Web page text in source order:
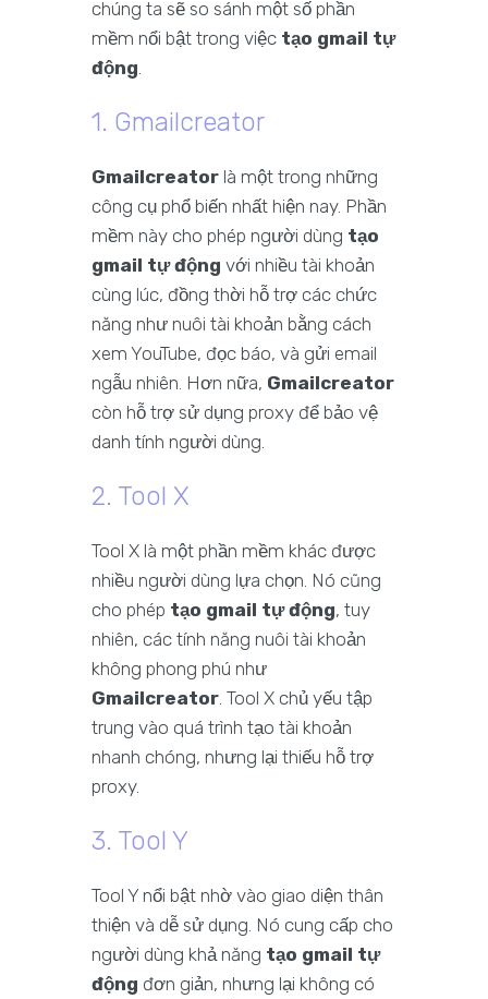
chúng ta sẽ so sánh một số phần
mềm nổi bật trong việc tạo gmail tự
động.
1. Gmailcreator
Gmailcreator là một trong những
công cụ phổ biến nhất hiện nay. Phần
mềm này cho phép người dùng tạo
gmail tự động với nhiều tài khoản
cùng lúc, đồng thời hỗ trợ các chức
năng như nuôi tài khoản bằng cách
xem YouTube, đọc báo, và gửi email
ngẫu nhiên. Hơn nữa, Gmailcreator
còn hỗ trợ sử dụng proxy để bảo vệ
danh tính người dùng.
2. Tool X
Tool X là một phần mềm khác được
nhiều người dùng lựa chọn. Nó cũng
cho phép tạo gmail tự động, tuy
nhiên, các tính năng nuôi tài khoản
không phong phú như
Gmailcreator. Tool X chủ yếu tập
trung vào quá trình tạo tài khoản
nhanh chóng, nhưng lại thiếu hỗ trợ
proxy.
3. Tool Y
Tool Y nổi bật nhờ vào giao diện thân
thiện và dễ sử dụng. Nó cung cấp cho
người dùng khả năng tạo gmail tự
động đơn giản, nhưng lại không có